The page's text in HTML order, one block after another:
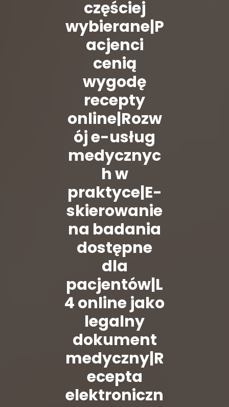
częściej
wybierane|P
acjenci
cenią
wygodę
recepty
online|Rozw
ój e-usług
medycznyc
h w
praktyce|E-
skierowanie
na badania
dostępne
dla
pacjentów|L
4 online jako
legalny
dokument
medyczny|R
ecepta
elektroniczn